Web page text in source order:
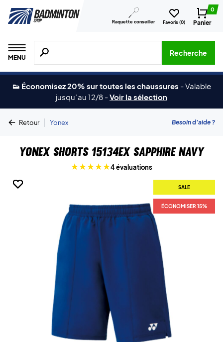
Raquette conseiller Favoris (0)
0
Panier
MENU
Recherche de produits, de marques, etc.
Recherche
👟 Économisez 20% sur toutes les chaussures -Valable
jusqu´au 12/8 -Voir la sélection
Retour | Yonex Besoin d'aide ?
Yonex Shorts 15134EX Sapphire Navy
4 évaluations
SALE
ÉCONOMISER 15%
SALE
ÉCONOMISER 15%
SALE
ÉCONOMISER 15%
SALE
ÉCONOMISER 15%